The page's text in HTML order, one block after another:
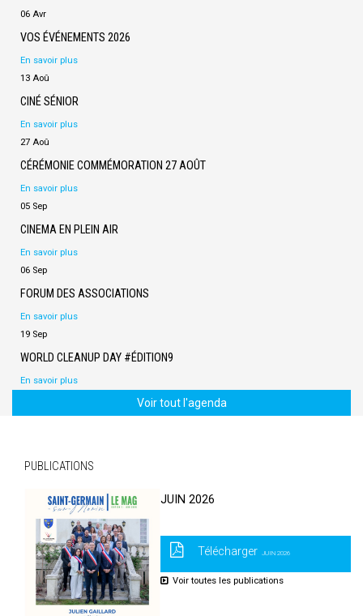
06 Avr
VOS ÉVÉNEMENTS 2026
En savoir plus
13 Aoû
CINÉ SÉNIOR
En savoir plus
27 Aoû
CÉRÉMONIE COMMÉMORATION 27 AOÛT
En savoir plus
05 Sep
CINEMA EN PLEIN AIR
En savoir plus
06 Sep
FORUM DES ASSOCIATIONS
En savoir plus
19 Sep
WORLD CLEANUP DAY #ÉDITION9
En savoir plus
Voir tout l'agenda
PUBLICATIONS
JUIN 2026
Télécharger JUIN 2026
Voir toutes les publications